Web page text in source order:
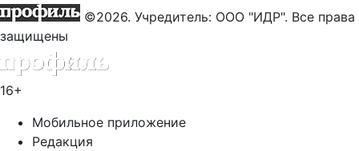
©2026. Учредитель: ООО "ИДР". Все права
защищены
16+
Мобильное приложение
Редакция